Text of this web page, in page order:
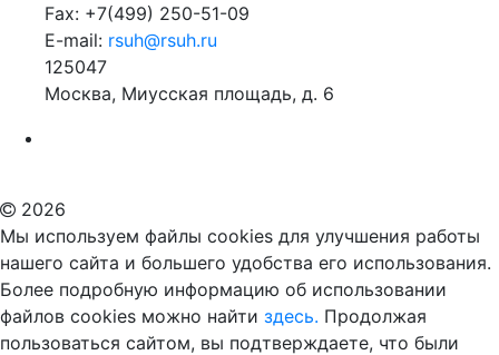
Fax: +7(499) 250-51-09
E-mail: rsuh@rsuh.ru
125047
Москва, Миусская площадь, д. 6
2026
Мы используем файлы cookies для улучшения работы
нашего сайта и большего удобства его использования.
Более подробную информацию об использовании
файлов cookies можно найти здесь. Продолжая
пользоваться сайтом, вы подтверждаете, что были